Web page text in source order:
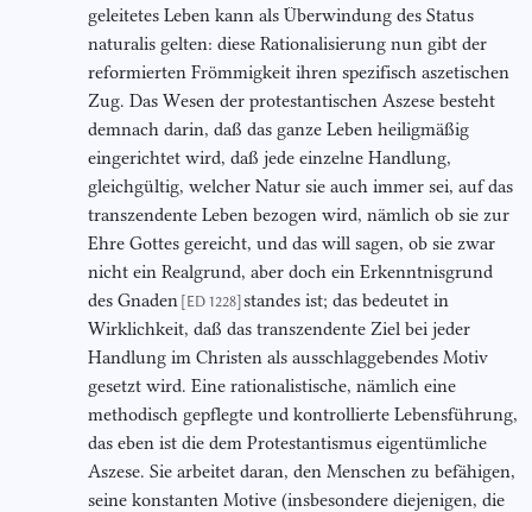
geleitetes Leben kann als Überwindung des Status
naturalis gelten: diese Rationalisierung nun gibt der
reformierten Frömmigkeit ihren spezifisch aszetischen
Zug. Das Wesen der protestantischen Aszese besteht
demnach darin, daß das ganze Leben heiligmäßig
eingerichtet wird, daß jede einzelne Handlung,
gleichgültig, welcher Natur sie auch immer sei, auf das
transzendente Leben bezogen wird, nämlich ob sie zur
Ehre Gottes gereicht, und das will sagen, ob sie zwar
nicht ein Realgrund, aber doch ein Erkenntnisgrund
des Gnaden
[ED 1228] standes ist; das bedeutet in
Wirklichkeit, daß das transzendente Ziel bei jeder
Handlung im Christen als ausschlaggebendes Motiv
gesetzt wird. Eine rationalistische, nämlich eine
methodisch gepflegte und kontrollierte Lebensführung,
das eben ist die dem Protestantismus eigentümliche
Aszese. Sie arbeitet daran, den Menschen zu befähigen,
seine konstanten Motive (insbesondere diejenigen, die